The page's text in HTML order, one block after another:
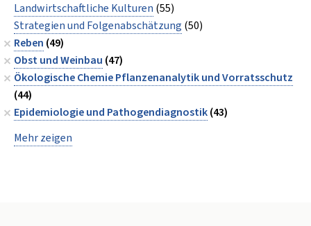
Landwirtschaftliche Kulturen (55)
Strategien und Folgenabschätzung (50)
Reben (49)
Obst und Weinbau (47)
Ökologische Chemie Pflanzenanalytik und Vorratsschutz
(44)
Epidemiologie und Pathogendiagnostik(43)
Mehr zeigen